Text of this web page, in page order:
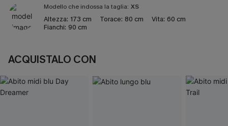
Modello che indossa la taglia: XS
Altezza: 173 cm Torace: 80 cm Vita: 60 cm
Fianchi: 90 cm
ACQUISTALO CON